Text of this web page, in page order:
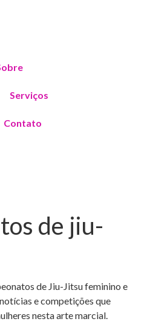
Serviços
Contato
de jiu-
de Jiu-Jitsu feminino e
e competições que
nesta arte marcial.